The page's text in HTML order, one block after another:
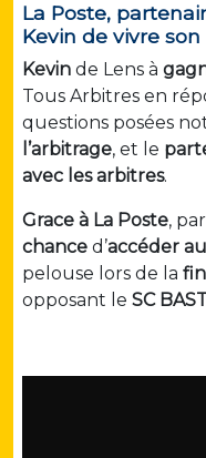
La Poste,
Kevin de vivre son
Kevin de Lens à
Tous Arbitres en
questions posées
l’arbitrage, et le
avec les arbitres.
Grace à La Poste,
chance d’accéder
pelouse lors de la
opposant le SC